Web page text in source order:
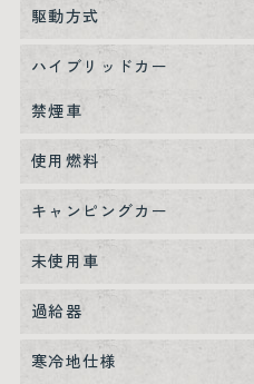
駆動方式
ハイブリッドカー
禁煙車
使用燃料
キャンピングカー
未使用車
過給器
寒冷地仕様